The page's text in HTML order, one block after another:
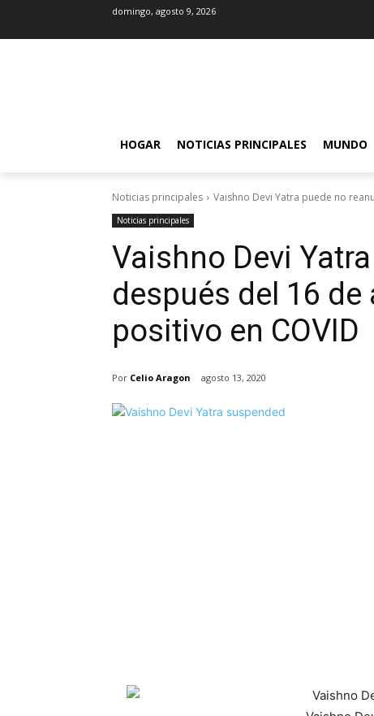
domingo, agosto 9, 2026
HOGAR NOTICIAS PRINCIPALES MUNDO
Noticias principales Vaishno Devi Yatra puede no
Noticias principales
Vaishno Devi
después del 16
positivo en COVID
Por Celio Aragon agosto 13, 2020